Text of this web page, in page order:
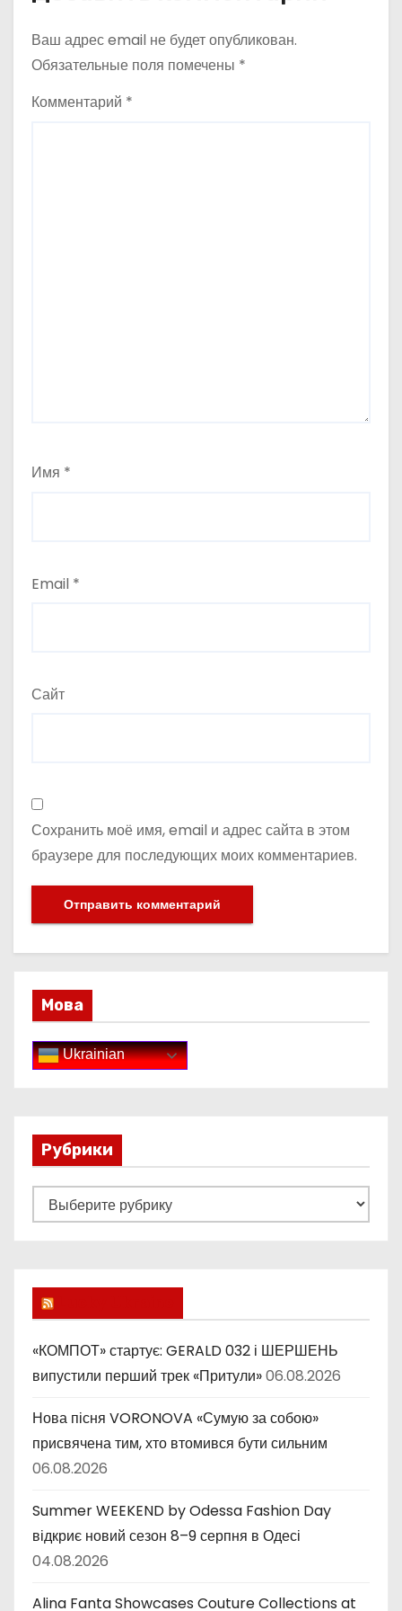
я
м
Ваш адрес email не будет опубликован.
Обязательные поля помечены *
Комментарий *
Имя *
Email *
Сайт
Сохранить моё имя, email и адрес сайта в этом
браузере для последующих моих комментариев.
Мова
Ukrainian
Рубрики
у
к
и
«КОМПОТ» стартує: GERALD 032 і ШЕРШЕНЬ
випустили перший трек «Притули»06.08.2026
Нова пісня VORONOVA «Сумую за собою»
присвячена тим, хто втомився бути сильним
06.08.2026
Summer WEEKEND by Odessa Fashion Day
відкриє новий сезон 8–9 серпня в Одесі
04.08.2026
Alina Fanta Showcases Couture Collections at